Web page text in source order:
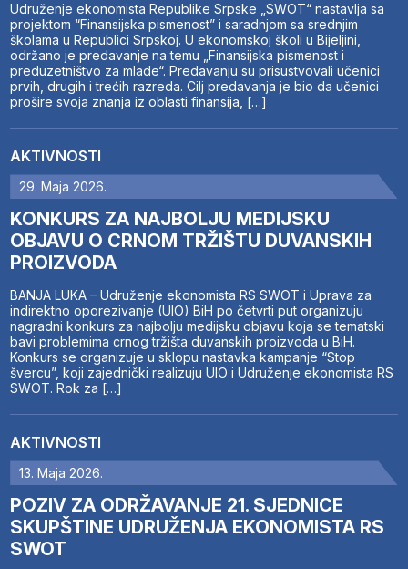
Udruženje ekonomista Republike Srpske „SWOT“ nastavlja sa
projektom “Finansijska pismenost” i saradnjom sa srednjim
školama u Republici Srpskoj. U ekonomskoj školi u Bijeljini,
održano je predavanje na temu „Finansijska pismenost i
preduzetništvo za mlade“. Predavanju su prisustvovali učenici
prvih, drugih i trećih razreda. Cilj predavanja je bio da učenici
prošire svoja znanja iz oblasti finansija, […]
AKTIVNOSTI
29. Maja 2026.
KONKURS ZA NAJBOLJU MEDIJSKU
OBJAVU O CRNOM TRŽIŠTU DUVANSKIH
PROIZVODA
BANJA LUKA – Udruženje ekonomista RS SWOT i Uprava za
indirektno oporezivanje (UIO) BiH po četvrti put organizuju
nagradni konkurs za najbolju medijsku objavu koja se tematski
bavi problemima crnog tržišta duvanskih proizvoda u BiH.
Konkurs se organizuje u sklopu nastavka kampanje “Stop
švercu”, koji zajednički realizuju UIO i Udruženje ekonomista RS
SWOT. Rok za […]
AKTIVNOSTI
13. Maja 2026.
POZIV ZA ODRŽAVANJE 21. SJEDNICE
SKUPŠTINE UDRUŽENJA EKONOMISTA RS
SWOT